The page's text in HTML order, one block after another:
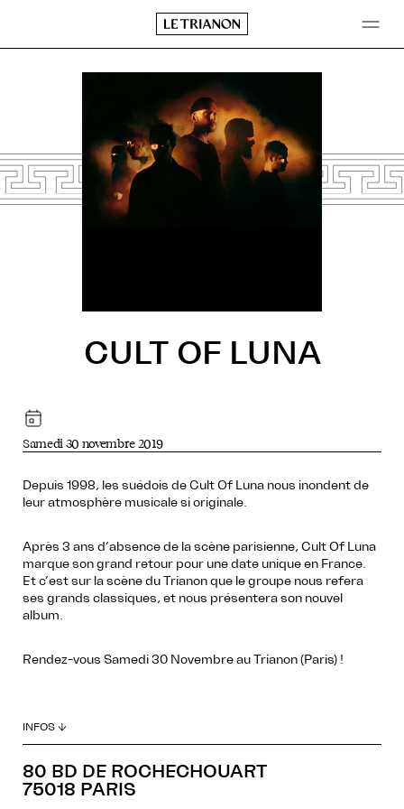
CULT OF LUNA
Depuis 1998, les suédois de Cult Of Luna nous inondent de
leur atmosphère musicale si originale.
Après 3 ans d’absence de la scène parisienne, Cult Of Luna
marque son grand retour pour une date unique en France.
Et c’est sur la scène du Trianon que le groupe nous refera
ses grands classiques, et nous présentera son nouvel
album.
Rendez-vous Samedi 30 Novembre au Trianon (Paris) !
Samedi 30 novembre 2019
INFOS ↓
80 BD DE ROCHECHOUART
75018 PARIS